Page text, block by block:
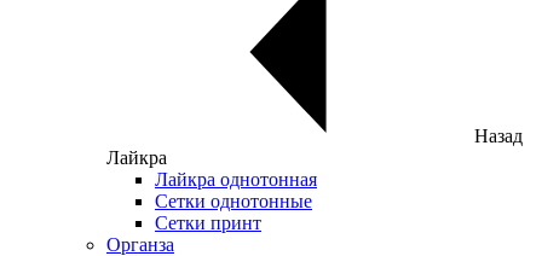
Назад
Лайкра
Лайкра однотонная
Сетки однотонные
Сетки принт
Органза